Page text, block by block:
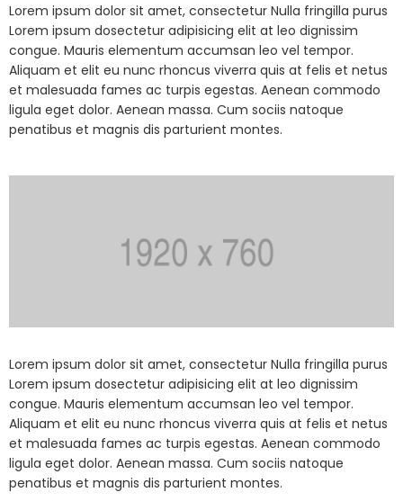
Lorem ipsum dolor sit amet, consectetur Nulla fringilla purus
Lorem ipsum dosectetur adipisicing elit at leo dignissim
congue. Mauris elementum accumsan leo vel tempor.
Aliquam et elit eu nunc rhoncus viverra quis at felis et netus
et malesuada fames ac turpis egestas. Aenean commodo
ligula eget dolor. Aenean massa. Cum sociis natoque
penatibus et magnis dis parturient montes.
Lorem ipsum dolor sit amet, consectetur Nulla fringilla purus
Lorem ipsum dosectetur adipisicing elit at leo dignissim
congue. Mauris elementum accumsan leo vel tempor.
Aliquam et elit eu nunc rhoncus viverra quis at felis et netus
et malesuada fames ac turpis egestas. Aenean commodo
ligula eget dolor. Aenean massa. Cum sociis natoque
penatibus et magnis dis parturient montes.